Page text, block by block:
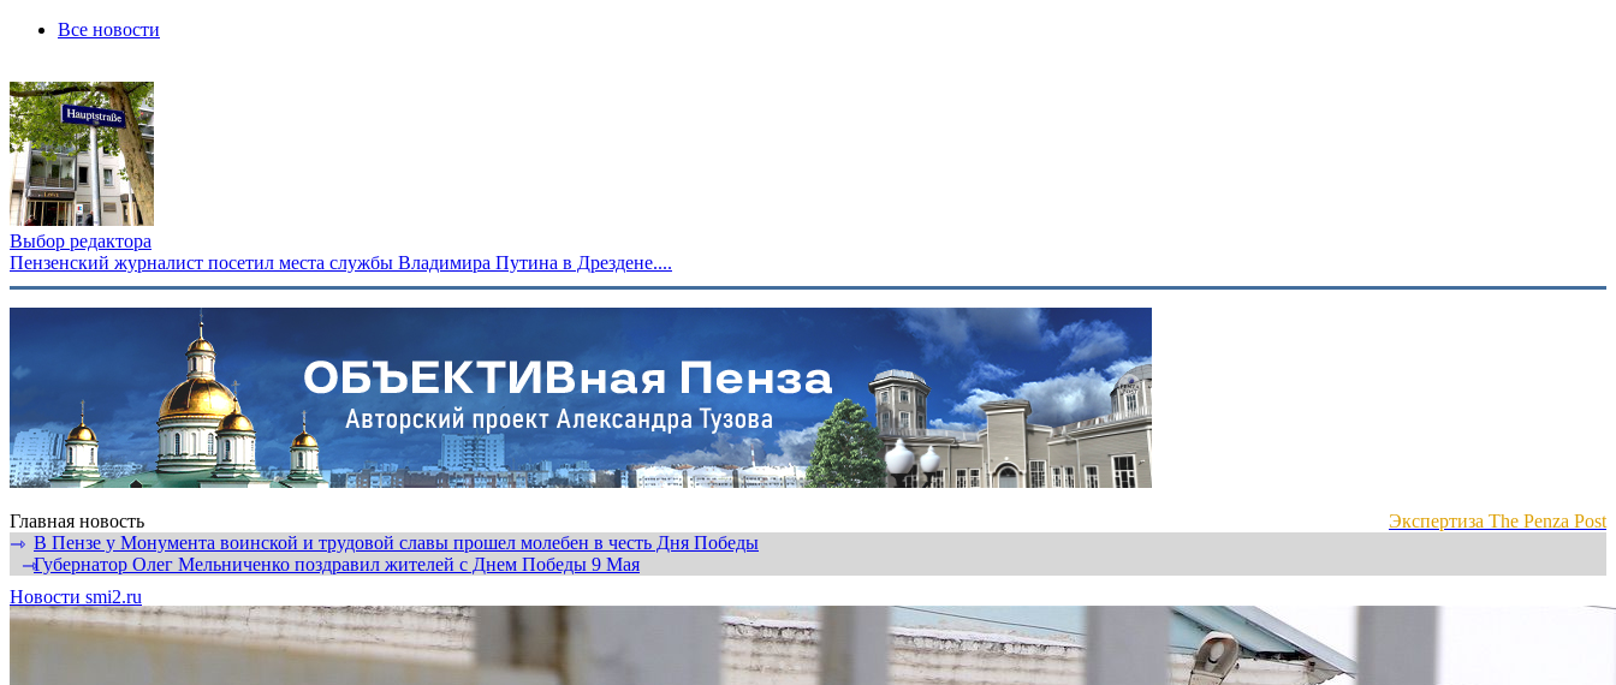
Все новости
Выбор редактора
Пензенский журналист посетил места службы Владимира Путина в Дрездене....
Главная новость
Экспертиза The Penza Post
⇾ В Пензе у Монумента воинской и трудовой славы прошел молебен в честь Дня Победы
⇾Губернатор Олег Мельниченко поздравил жителей с Днем Победы 9 Мая
Новости smi2.ru